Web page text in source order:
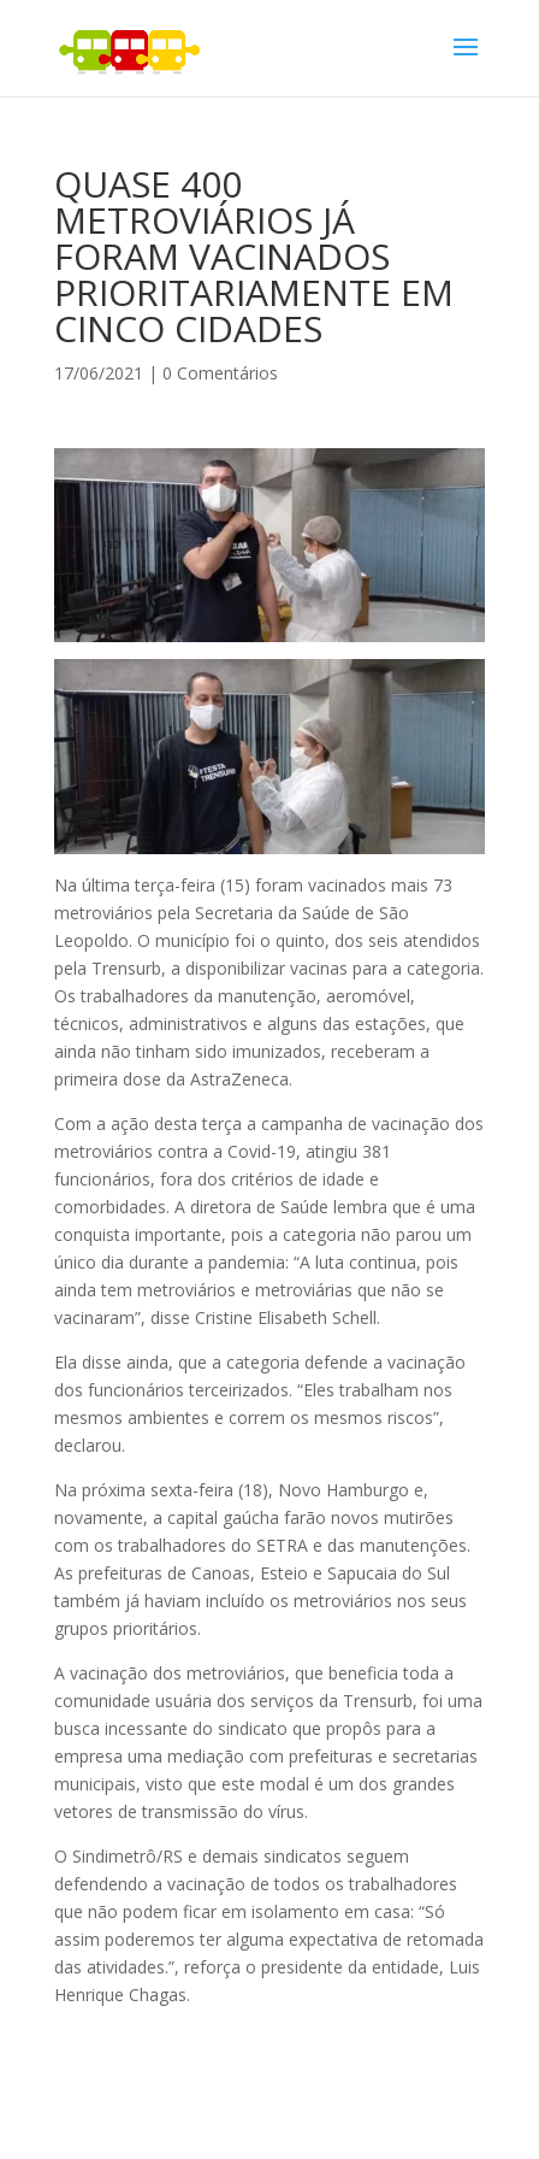
QUASE 400
METROVIÁRIOS JÁ
FORAM VACINADOS
PRIORITARIAMENTE EM
CINCO CIDADES
17/06/2021 | 0 Comentários
Na última terça-feira (15) foram vacinados mais 73
metroviários pela Secretaria da Saúde de São
Leopoldo. O município foi o quinto, dos seis atendidos
pela Trensurb, a disponibilizar vacinas para a categoria.
Os trabalhadores da manutenção, aeromóvel,
técnicos, administrativos e alguns das estações, que
ainda não tinham sido imunizados, receberam a
primeira dose da AstraZeneca.
Com a ação desta terça a campanha de vacinação dos
metroviários contra a Covid-19, atingiu 381
funcionários, fora dos critérios de idade e
comorbidades. A diretora de Saúde lembra que é uma
conquista importante, pois a categoria não parou um
único dia durante a pandemia: “A luta continua, pois
ainda tem metroviários e metroviárias que não se
vacinaram”, disse Cristine Elisabeth Schell.
Ela disse ainda, que a categoria defende a vacinação
dos funcionários terceirizados. “Eles trabalham nos
mesmos ambientes e correm os mesmos riscos”,
declarou.
Na próxima sexta-feira (18), Novo Hamburgo e,
novamente, a capital gaúcha farão novos mutirões
com os trabalhadores do SETRA e das manutenções.
As prefeituras de Canoas, Esteio e Sapucaia do Sul
também já haviam incluído os metroviários nos seus
grupos prioritários.
A vacinação dos metroviários, que beneficia toda a
comunidade usuária dos serviços da Trensurb, foi uma
busca incessante do sindicato que propôs para a
empresa uma mediação com prefeituras e secretarias
municipais, visto que este modal é um dos grandes
vetores de transmissão do vírus.
O Sindimetrô/RS e demais sindicatos seguem
defendendo a vacinação de todos os trabalhadores
que não podem ficar em isolamento em casa: “Só
assim poderemos ter alguma expectativa de retomada
das atividades.”, reforça o presidente da entidade, Luis
Henrique Chagas.